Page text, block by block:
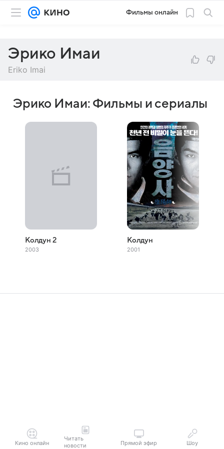
Фильмы онлайн
Эрико Имаи
Eriko Imai
Эрико Имаи: Фильмы и сериалы
Колдун 2
2003
Колдун
2001
Кино онлайн
Читать
новости
Прямой эфир Шоу